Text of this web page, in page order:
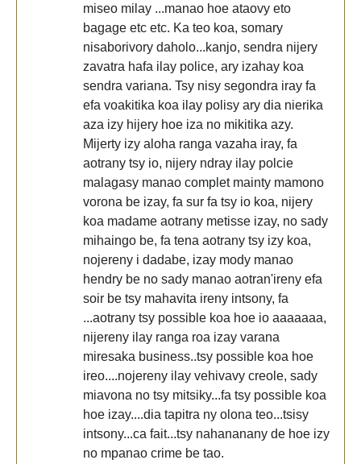
miseo milay ...manao hoe ataovy eto
bagage etc etc. Ka teo koa, somary
nisaborivory daholo...kanjo, sendra nijery
zavatra hafa ilay police, ary izahay koa
sendra variana. Tsy nisy segondra iray fa
efa voakitika koa ilay polisy ary dia nierika
aza izy hijery hoe iza no mikitika azy.
Mijerty izy aloha ranga vazaha iray, fa
aotrany tsy io, nijery ndray ilay polcie
malagasy manao complet mainty mamono
vorona be izay, fa sur fa tsy io koa, nijery
koa madame aotrany metisse izay, no sady
mihaingo be, fa tena aotrany tsy izy koa,
nojereny i dadabe, izay mody manao
hendry be no sady manao aotran'ireny efa
soir be tsy mahavita ireny intsony, fa
...aotrany tsy possible koa hoe io aaaaaaa,
nijereny ilay ranga roa izay varana
miresaka business..tsy possible koa hoe
ireo....nojereny ilay vehivavy creole, sady
miavona no tsy mitsiky...fa tsy possible koa
hoe izay....dia tapitra ny olona teo...tsisy
intsony...ca fait...tsy nahananany de hoe izy
no mpanao crime be tao.